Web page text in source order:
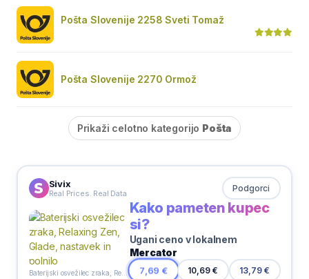
Pošta Slovenije 2258 Sveti Tomaž
Pošta Slovenije 2270 Ormož
Prikaži celotno kategorijo Pošta
Sivix
Real Prices. Real Data Podgorci
Baterijski osvežilec zraka, Relaxing Zen, Glade, nastavek in polnilo
Kako pameten kupec
si?
Ugani ceno v lokalnem
Mercator
7,69 € 10,69 € 13,79 €